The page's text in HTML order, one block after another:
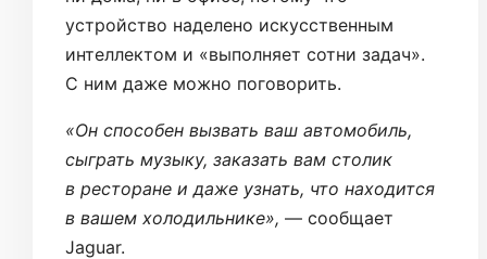
устройство наделено искусственным
интеллектом и «выполняет сотни задач».
С ним даже можно поговорить.
«Он способен вызвать ваш автомобиль,
сыграть музыку, заказать вам столик
в ресторане и даже узнать, что находится
в вашем холодильнике», — сообщает
Jaguar.